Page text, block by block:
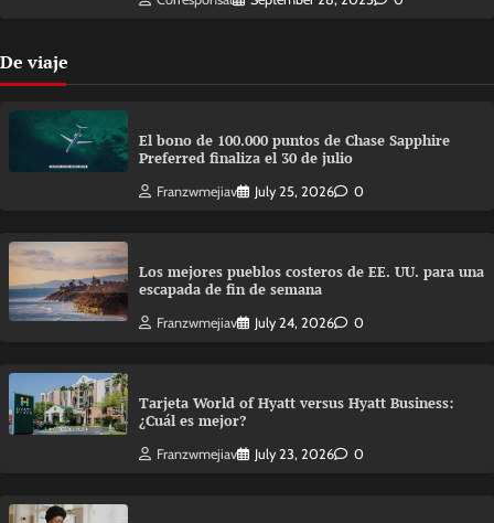
De viaje
El bono de 100.000 puntos de Chase Sapphire
Preferred finaliza el 30 de julio
Franzwmejiav July 25, 2026 0
Los mejores pueblos costeros de EE. UU. para una
escapada de fin de semana
Franzwmejiav July 24, 2026 0
Tarjeta World of Hyatt versus Hyatt Business:
¿Cuál es mejor?
Franzwmejiav July 23, 2026 0